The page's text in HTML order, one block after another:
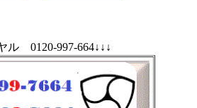
0120-997-664↓↓↓